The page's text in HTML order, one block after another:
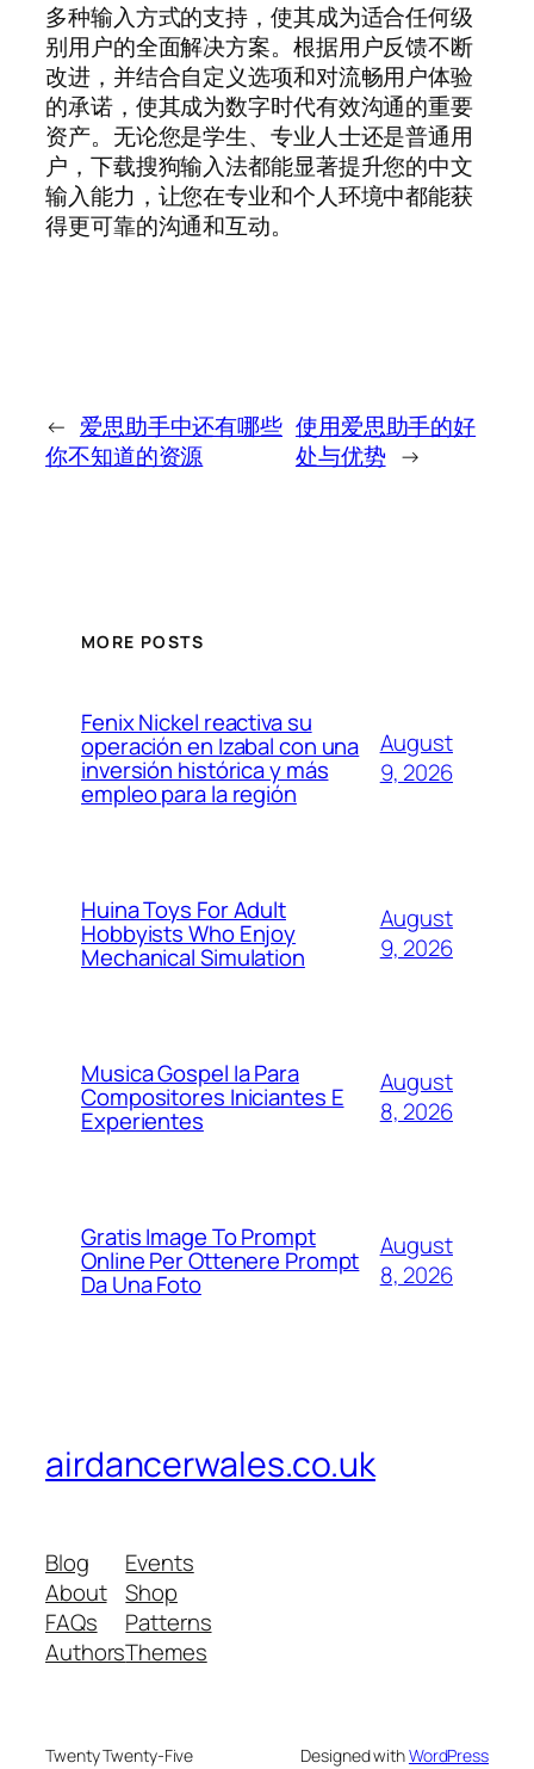
多种输入方式的支持，使其成为适合任何级
别用户的全面解决方案。根据用户反馈不断
改进，并结合自定义选项和对流畅用户体验
的承诺，使其成为数字时代有效沟通的重要
资产。无论您是学生、专业人士还是普通用
户，下载搜狗输入法都能显著提升您的中文
输入能力，让您在专业和个人环境中都能获
得更可靠的沟通和互动。
← 爱思助手中还有哪些
你不知道的资源
使用爱思助手的好
处与优势 →
MORE POSTS
Fenix Nickel reactiva su
operación en Izabal con una
inversión histórica y más
empleo para la región
August
9, 2026
Huina Toys For Adult
Hobbyists Who Enjoy
Mechanical Simulation
August
9, 2026
Musica Gospel Ia Para
Compositores Iniciantes E
Experientes
August
8, 2026
Gratis Image To Prompt
Online Per Ottenere Prompt
Da Una Foto
August
8, 2026
airdancerwales.co.uk
Blog
About
FAQs
Authors
Events
Shop
Patterns
Themes
Twenty Twenty-Five Designed withWordPress